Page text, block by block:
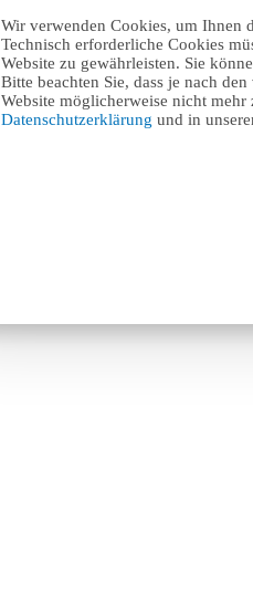
Wir verwenden Cookies, um Ihnen
Technisch erforderliche Cookies
Website zu gewährleisten. Sie
Bitte beachten Sie, dass je nach
Website möglicherweise nicht
Datenschutzerklärung und in